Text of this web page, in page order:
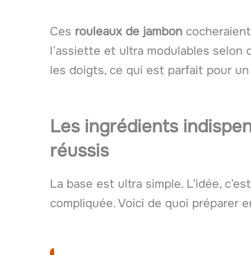
Ces rouleaux de jambon
l’assiette et ultra modulables selon
les doigts, ce qui est parfait pour
Les ingrédients
réussis
La base est ultra simple. L’idée,
compliquée. Voici de quoi préparer